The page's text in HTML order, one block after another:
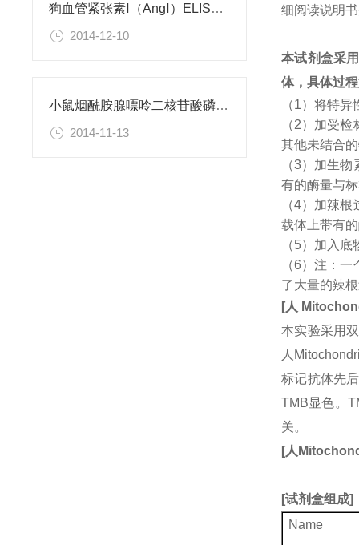
狗血管紧张素Ⅰ（AngⅠ）ELISA试剂盒
2014-12-10
小鼠烟酰胺腺嘌呤二核苷酸磷酸（NADPH）检测试剂盒
2014-11-13
细阅读说明
本试剂盒采
体，具体过
（1）将特
（2）加受
其他未结合
（3）加生
有的酶量与
（4）加辣
载体上带有
（5）加入
（6）注：
了大量的辣
[人
本实验采用
人
标记抗体先
TMB显色。
关。
[人
[试剂盒组成]
Name